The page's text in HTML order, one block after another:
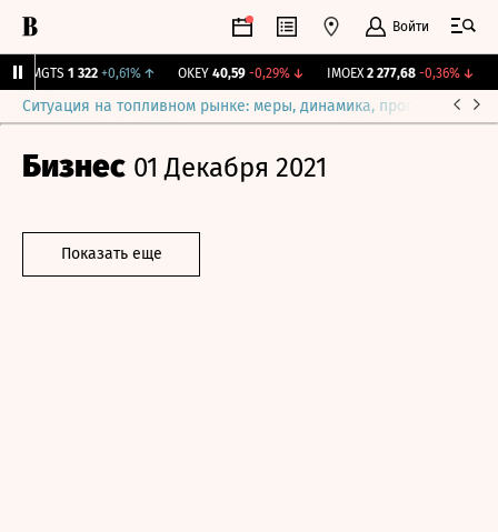
Войти
MGTS 1 322 +0,61%↑ OKEY 40,59 -0,29%↓ IMOEX 2 277,68 -0,36%↓
Ситуация на топливном рынке: меры, динамика, прогнозы
Бизнес 01 Декабря 2021
Показать еще